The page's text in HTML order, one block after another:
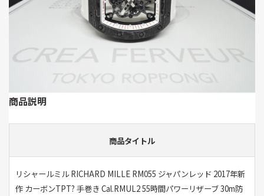
商品説明
商品タイトル
リシャールミル RICHARD MILLE RM055 ジャパンレッド 2017年新
作 カーボンTPT? 手巻き Cal.RMUL2 55時間パワーリザーブ 30m防